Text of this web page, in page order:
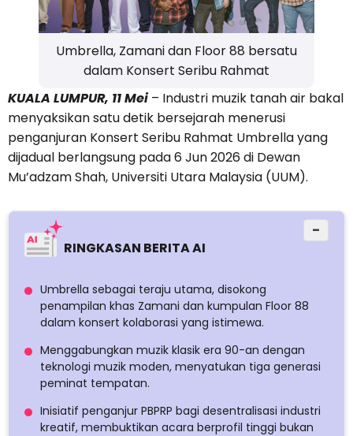
Umbrella, Zamani dan Floor 88 bersatu
dalam Konsert Seribu Rahmat
KUALA LUMPUR, 11 Mei– Industri muzik tanah air bakal
menyaksikan satu detik bersejarah menerusi
penganjuran Konsert Seribu Rahmat Umbrella yang
dijadual berlangsung pada 6 Jun 2026 di Dewan
Mu’adzam Shah, Universiti Utara Malaysia (UUM).
RINGKASAN BERITA AI
−
Umbrella sebagai teraju utama, disokong
penampilan khas Zamani dan kumpulan Floor 88
dalam konsert kolaborasi yang istimewa.
Menggabungkan muzik klasik era 90-an dengan
teknologi muzik moden, menyatukan tiga generasi
peminat tempatan.
Inisiatif penganjur PBPRP bagi desentralisasi industri
kreatif, membuktikan acara berprofil tinggi bukan